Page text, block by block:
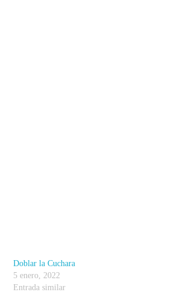
Doblar la Cuchara
5 enero, 2022
Entrada similar